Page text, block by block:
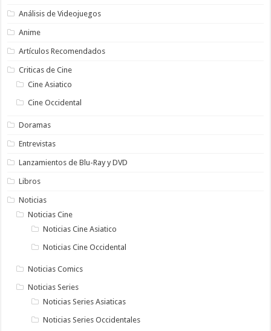
Análisis de Videojuegos
Anime
Artículos Recomendados
Criticas de Cine
Cine Asiatico
Cine Occidental
Doramas
Entrevistas
Lanzamientos de Blu-Ray y DVD
Libros
Noticias
Noticias Cine
Noticias Cine Asiatico
Noticias Cine Occidental
Noticias Comics
Noticias Series
Noticias Series Asiaticas
Noticias Series Occidentales